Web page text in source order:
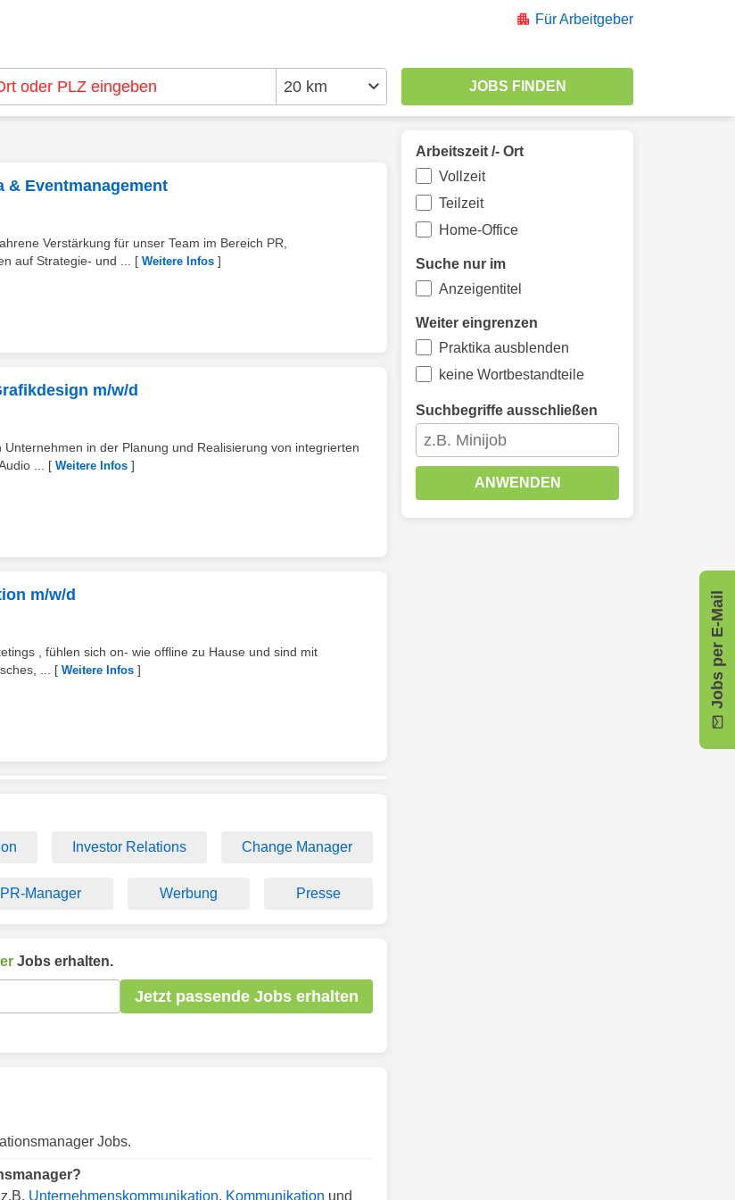
Für Arbeitgeber
& Eventmanagement
Verstärkung für unser Team im Bereich PR,
auf Strategie- und ...
[ Weitere Infos ]
m/w/d
in der Planung und Realisierung von integrierten
...
[ Weitere Infos ]
m/w/d
, fühlen sich on- wie offline zu Hause und sind mit
...
[ Weitere Infos ]
Investor Relations Change Manager
PR-Manager Werbung Presse
Jobs erhalten.
Jetzt passende Jobs erhalten
Jobs.
Unternehmenskommunikation, Kommunikation und
Jobs per E-Mail
Arbeitszeit /- Ort
Vollzeit
Teilzeit
Home-Office
Suche nur im
Anzeigentitel
Weiter eingrenzen
Praktika ausblenden
keine Wortbestandteile
Suchbegriffe ausschließen
ANWENDEN